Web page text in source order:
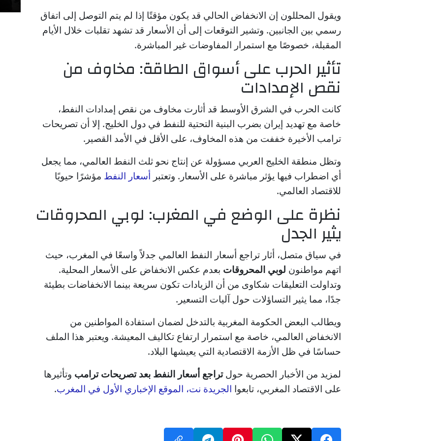
ويقول المحللون إن الانخفاض الحالي قد يكون مؤقتًا إذا لم يتم التوصل إلى اتفاق
رسمي بين الجانبين. وتشير التوقعات إلى أن الأسعار قد تشهد تقلبات خلال الأيام
المقبلة، خصوصًا مع استمرار المفاوضات غير المباشرة.
تأثير الحرب على أسواق الطاقة: مخاوف من
نقص الإمدادات
كانت الحرب في الشرق الأوسط قد أثارت مخاوف من نقص إمدادات النفط،
خاصة مع تهديد إيران بضرب البنية التحتية للنفط في دول الخليج. إلا أن تصريحات
ترامب الأخيرة خففت من هذه المخاوف، على الأقل في الأمد القصير.
وتظل منطقة الخليج العربي مسؤولة عن إنتاج نحو ثلث النفط العالمي، مما يجعل
أي اضطراب فيها يؤثر مباشرة على الأسعار. وتعتبر أسعار النفط مؤشرًا حيويًا
للاقتصاد العالمي.
نظرة على الوضع في المغرب: لوبي المحروقات
يثير الجدل
في سياق متصل، أثار تراجع أسعار النفط العالمي جدلاً واسعًا في المغرب، حيث
اتهم مواطنون لوبي المحروقات بعدم عكس الانخفاض على الأسعار المحلية.
وتداولت التعليقات شكاوى من أن الزيادات تكون سريعة بينما الانخفاضات بطيئة
جدًا، مما يثير التساؤلات حول آليات التسعير.
ويطالب البعض الحكومة المغربية بالتدخل لضمان استفادة المواطنين من
الانخفاض العالمي، خاصة مع استمرار ارتفاع تكاليف المعيشة. ويعتبر هذا الملف
حساسًا في ظل الأزمة الاقتصادية التي يعيشها البلاد.
لمزيد من الأخبار الحصرية حولتراجع أسعار النفط بعد تصريحات ترامب وتأثيرها
على الاقتصاد المغربي، تابعوا الجريدة نت، الموقع الإخباري الأول في المغرب.